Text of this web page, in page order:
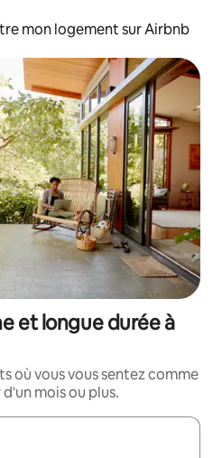
mon logement sur Airbnb
et longue durée à
où vous vous sentez comme
mois ou plus.
utilisez les flèches vers le